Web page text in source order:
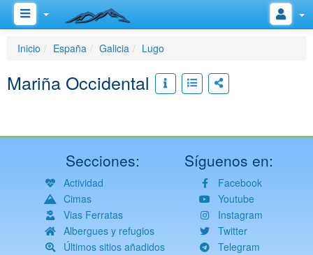
Inicio España Galicia Lugo
Mariña Occidental
Secciones:
Actividad
Cimas
Vias Ferratas
Albergues y refugios
Últimos sitios añadidos
Síguenos en:
Facebook
Youtube
Instagram
Twitter
Telegram